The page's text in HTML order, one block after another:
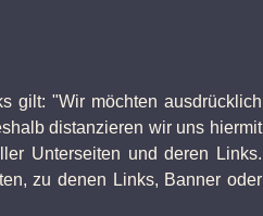
gilt: "Wir möchten ausdrücklich
distanzieren wir uns hiermit
Unterseiten und deren Links.
zu denen Links, Banner oder